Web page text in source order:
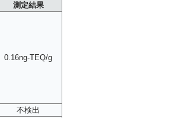
測定結果
0.16ng-TEQ/g
不検出